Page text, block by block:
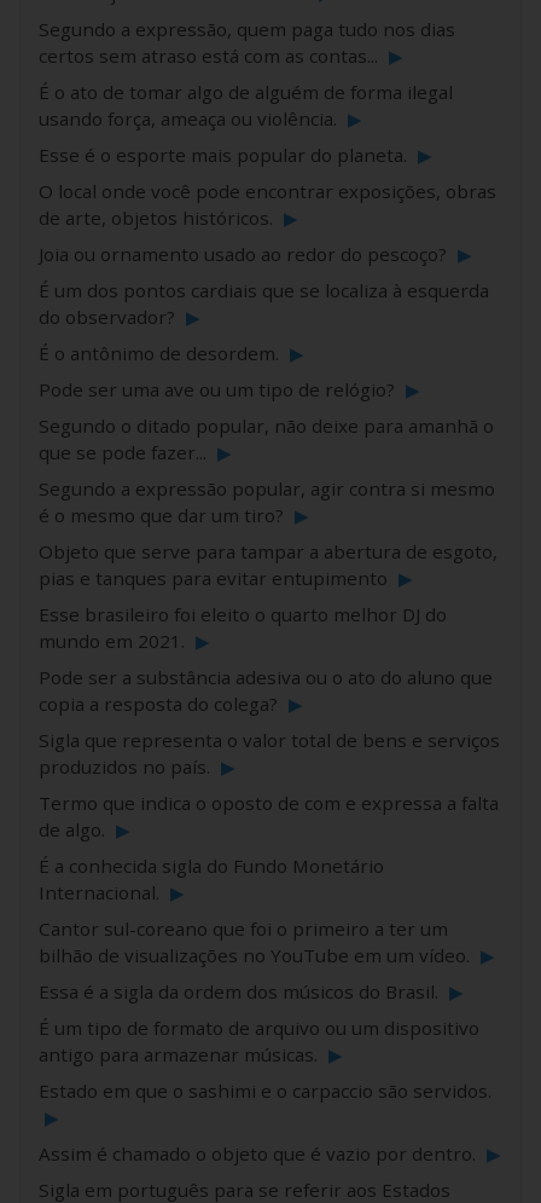
Segundo a expressão, quem paga tudo nos dias
certos sem atraso está com as contas... ▶
É o ato de tomar algo de alguém de forma ilegal
usando força, ameaça ou violência. ▶
Esse é o esporte mais popular do planeta. ▶
O local onde você pode encontrar exposições, obras
de arte, objetos históricos. ▶
Joia ou ornamento usado ao redor do pescoço? ▶
É um dos pontos cardiais que se localiza à esquerda
do observador? ▶
É o antônimo de desordem. ▶
Pode ser uma ave ou um tipo de relógio? ▶
Segundo o ditado popular, não deixe para amanhã o
que se pode fazer... ▶
Segundo a expressão popular, agir contra si mesmo
é o mesmo que dar um tiro? ▶
Objeto que serve para tampar a abertura de esgoto,
pias e tanques para evitar entupimento ▶
Esse brasileiro foi eleito o quarto melhor DJ do
mundo em 2021. ▶
Pode ser a substância adesiva ou o ato do aluno que
copia a resposta do colega? ▶
Sigla que representa o valor total de bens e serviços
produzidos no país. ▶
Termo que indica o oposto de com e expressa a falta
de algo. ▶
É a conhecida sigla do Fundo Monetário
Internacional. ▶
Cantor sul-coreano que foi o primeiro a ter um
bilhão de visualizações no YouTube em um vídeo. ▶
Essa é a sigla da ordem dos músicos do Brasil. ▶
É um tipo de formato de arquivo ou um dispositivo
antigo para armazenar músicas. ▶
Estado em que o sashimi e o carpaccio são servidos.
▶
Assim é chamado o objeto que é vazio por dentro. ▶
Sigla em português para se referir aos Estados